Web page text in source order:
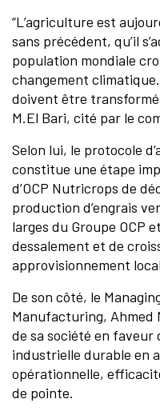
“L’agriculture est
sans précédent, qu’il
population mondiale
changement
doivent être
M.El Bari, cité par le
Selon lui, le protocole
constitue une étape
d’OCP Nutricrops de
production d’engrais
larges du Groupe OCP
dessalement et de
approvisionnement
De son côté, le
Manufacturing, Ahmed
de sa société en faveur
industrielle durable en
opérationnelle,
de pointe.